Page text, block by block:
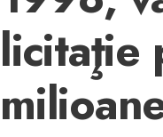
licitaţie